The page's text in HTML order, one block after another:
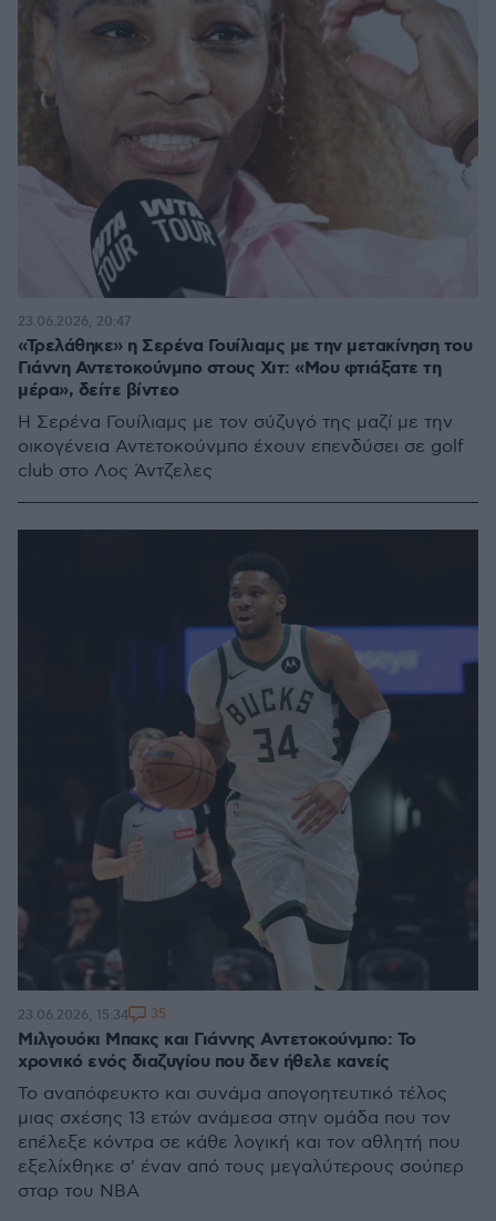
«Τρελάθηκε» η Σερένα Γουίλιαμς με την μετακίνηση του
Γιάννη Αντετοκούνμπο στους Χιτ: «Μου φτιάξατε τη
μέρα», δείτε βίντεο
Η Σερένα Γουίλιαμς με τον σύζυγό της μαζί με την
οικογένεια Αντετοκούνμπο έχουν επενδύσει σε golf
club στο Λος Άντζελες
23.06.2026, 20:47
Μιλγουόκι Μπακς και Γιάννης Αντετοκούνμπο: Το
χρονικό ενός διαζυγίου που δεν ήθελε κανείς
Το αναπόφευκτο και συνάμα απογοητευτικό τέλος
μιας σχέσης 13 ετών ανάμεσα στην ομάδα που τον
επέλεξε κόντρα σε κάθε λογική και τον αθλητή που
εξελίχθηκε σ' έναν από τους μεγαλύτερους σούπερ
σταρ του NBA
23.06.2026, 15:34 35